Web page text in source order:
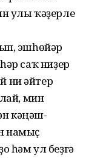
улы ҡәҙерле
эшһөйәр
саҡ ниҙер
ни әйтер
мин
кәңәш­
намыҫ
һәм ул беҙгә